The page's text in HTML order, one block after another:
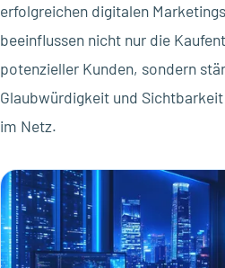
erfolgreichen digitalen
beeinflussen nicht nur die
potenzieller Kunden, sondern
Glaubwürdigkeit und
im Netz.